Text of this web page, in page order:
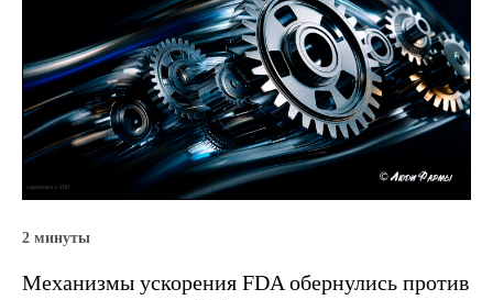
2 минуты
Механизмы ускорения FDA обернулись против